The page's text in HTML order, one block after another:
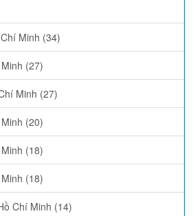
Minh (34)
(27)
Minh (27)
(20)
(18)
(18)
Chí Minh (14)